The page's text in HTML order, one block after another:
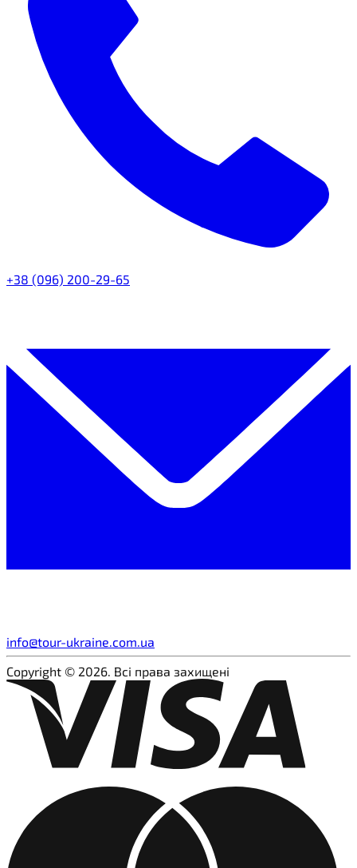
+38 (096) 200-29-65
info@tour-ukraine.com.ua
Copyright © 2026. Всі права захищені